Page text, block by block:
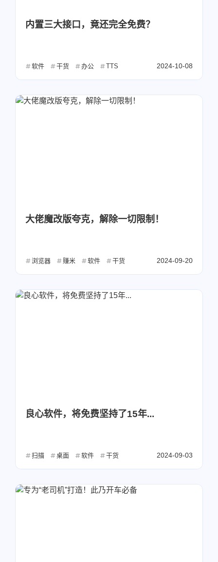
内置三大接口，竟还完全免费？
软件 干货 办公 TTS 2024-10-08
大佬魔改版夸克，解除一切限制！
浏览器 赚米 软件 干货 2024-09-20
良心软件，将免费坚持了15年...
扫描 桌面 软件 干货 2024-09-03